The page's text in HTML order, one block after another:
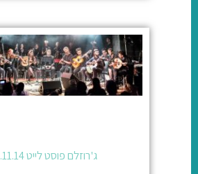
ג'רוזלם פוסט לייט 26.11.14